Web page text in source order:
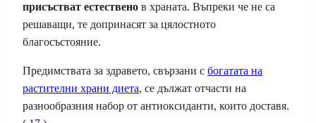
присъстват естествено в храната. Въпреки че не са
решаващи, те допринасят за цялостното
благосъстояние.
Предимствата за здравето, свързани с богатата на
растителни храни диета, се дължат отчасти на
разнообразния набор от антиоксиданти, които доставя.